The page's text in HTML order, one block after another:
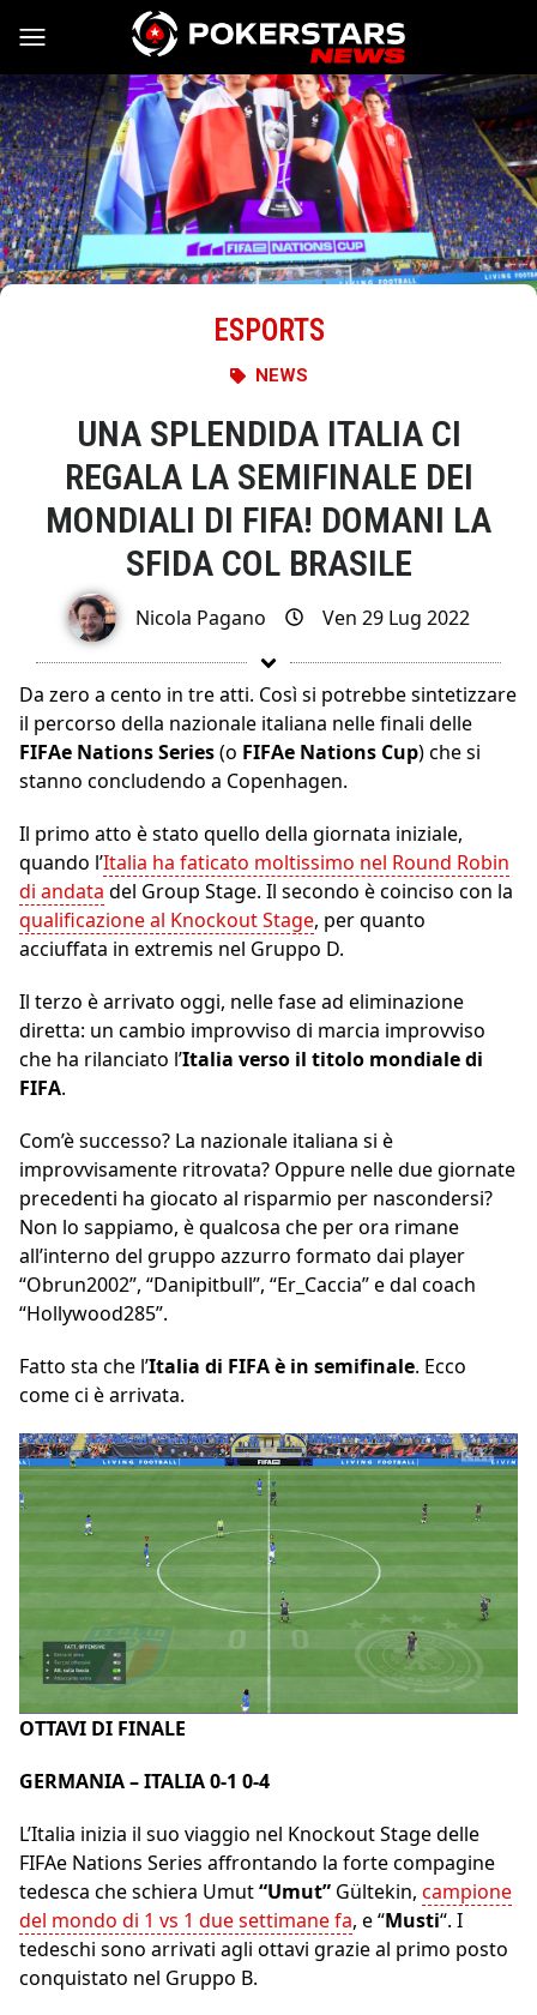
Vai al contenuto
ESPORTS
NEWS
UNA SPLENDIDA ITALIA CI
REGALA LA SEMIFINALE DEI
MONDIALI DI FIFA! DOMANI LA
SFIDA COL BRASILE
Nicola Pagano Ven 29 Lug 2022
Da zero a cento in tre atti. Così si potrebbe sintetizzare
il percorso della nazionale italiana nelle finali delle
FIFAe Nations Series(o FIFAe Nations Cup) che si
stanno concludendo a Copenhagen.
Il primo atto è stato quello della giornata iniziale,
quando l’Italia ha faticato moltissimo nel Round Robin
di andata del Group Stage. Il secondo è coinciso con la
qualificazione al Knockout Stage, per quanto
acciuffata in extremis nel Gruppo D.
Il terzo è arrivato oggi, nelle fase ad eliminazione
diretta: un cambio improvviso di marcia improvviso
che ha rilanciato l’Italia verso il titolo mondiale di
FIFA.
Com’è successo? La nazionale italiana si è
improvvisamente ritrovata? Oppure nelle due giornate
precedenti ha giocato al risparmio per nascondersi?
Non lo sappiamo, è qualcosa che per ora rimane
all’interno del gruppo azzurro formato dai player
“Obrun2002”, “Danipitbull”, “Er_Caccia” e dal coach
“Hollywood285”.
Fatto sta che l’Italia di FIFA è in semifinale. Ecco
come ci è arrivata.
OTTAVI DI FINALE
GERMANIA – ITALIA0-1 0-4
L’Italia inizia il suo viaggio nel Knockout Stage delle
FIFAe Nations Series affrontando la forte compagine
tedesca che schiera Umut“Umut” Gültekin, campione
del mondo di 1 vs 1 due settimane fa, e “Musti“. I
tedeschi sono arrivati agli ottavi grazie al primo posto
conquistato nel Gruppo B.